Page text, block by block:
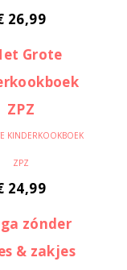
26,99
KINDERKOOKBOEK
ZPZ
24,99